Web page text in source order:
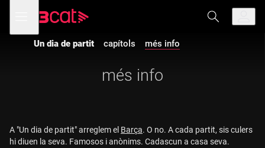
navegació
principal
menú
de
Un dia de partit capítols més info
més info
A "Un dia de partit" arreglem el Barça. O no. A cada partit, sis culers
hi diuen la seva. Famosos i anònims. Cadascun a casa seva.